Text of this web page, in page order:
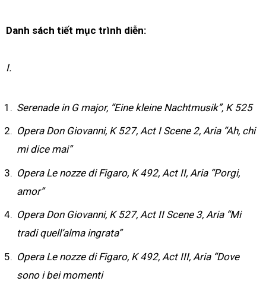
Danh sách tiết mục trình diễn:
I.
Serenade in G major, “Eine kleine Nachtmusik”, K 525
Opera Don Giovanni, K 527, Act I Scene 2, Aria “Ah, chi
mi dice mai”
Opera Le nozze di Figaro, K 492, Act II, Aria “Porgi,
amor”
Opera Don Giovanni, K 527, Act II Scene 3, Aria “Mi
tradi quell’alma ingrata”
Opera Le nozze di Figaro, K 492, Act III, Aria “Dove
sono i bei momenti